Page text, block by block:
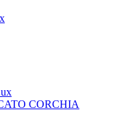
CORCHIA